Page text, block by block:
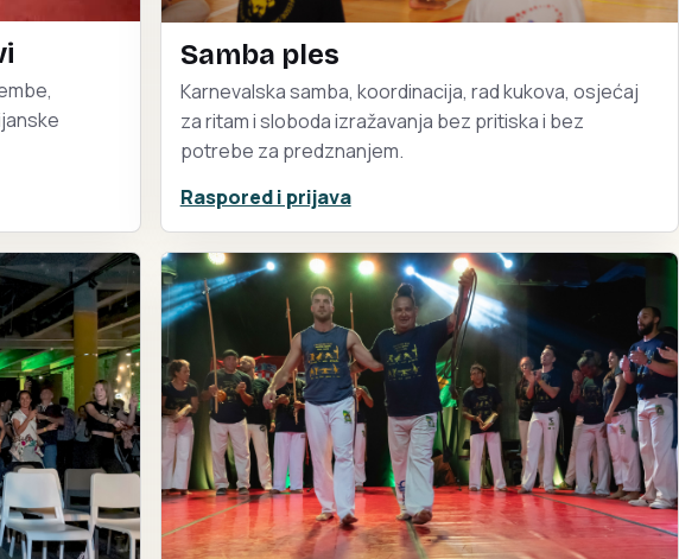
Samba ples
Karnevalska samba, koordinacija, rad kukova, osjećaj
za ritam i sloboda izražavanja bez pritiska i bez
potrebe za predznanjem.
Raspored i prijava